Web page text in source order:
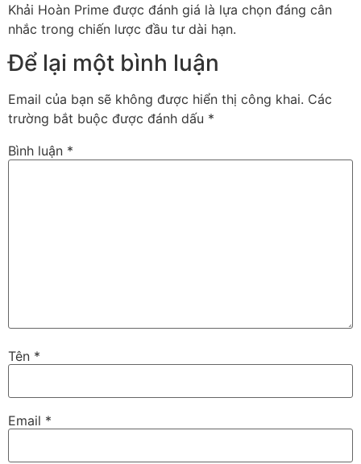
Khải Hoàn Prime được đánh giá là lựa chọn đáng cân
nhắc trong chiến lược đầu tư dài hạn.
Để lại một bình luận
Email của bạn sẽ không được hiển thị công khai. Các
trường bắt buộc được đánh dấu *
Bình luận *
Tên *
Email *